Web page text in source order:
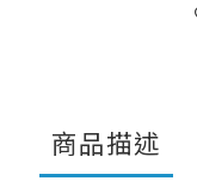
商品描述